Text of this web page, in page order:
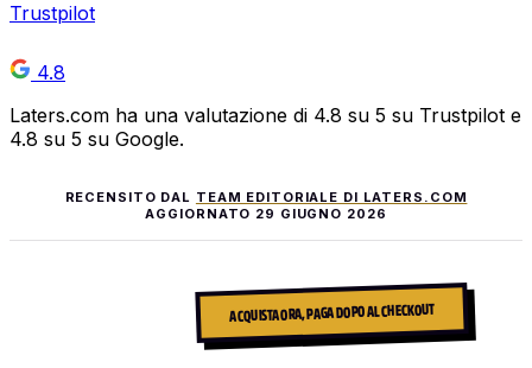
Trustpilot
4.8
Laters.com ha una valutazione di 4.8 su 5 su Trustpilot e
4.8 su 5 su Google.
RECENSITO DAL TEAM EDITORIALE DI LATERS.COM
AGGIORNATO 29 GIUGNO 2026
ACQUISTA ORA, PAGA DOPO AL CHECKOUT